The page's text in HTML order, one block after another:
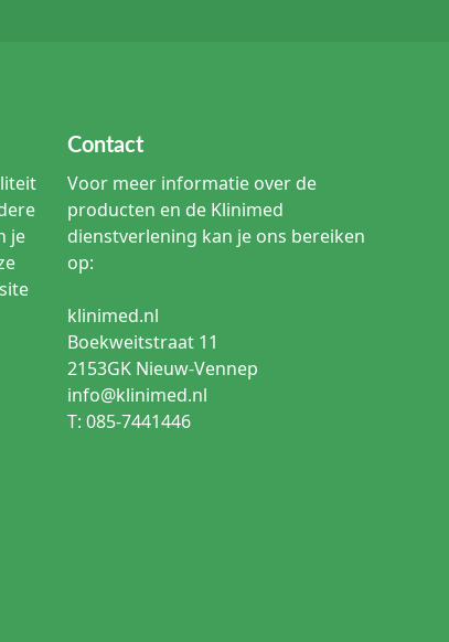
je
Contact
Voor meer informatie over de
producten en de Klinimed
dienstverlening kan je ons bereiken
op:
klinimed.nl
Boekweitstraat 11
2153GK Nieuw-Vennep
info@klinimed.nl
T: 085-7441446